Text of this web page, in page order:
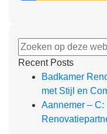
Recent Posts
Badkamer
met Stijl en
Aannemer – C: